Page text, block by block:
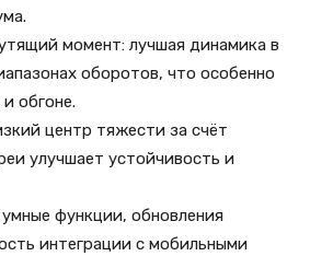
момент: лучшая динамика в
оборотов, что особенно
обгоне.
центр тяжести за счёт
улучшает устойчивость и
функции, обновления
интеграции с мобильными